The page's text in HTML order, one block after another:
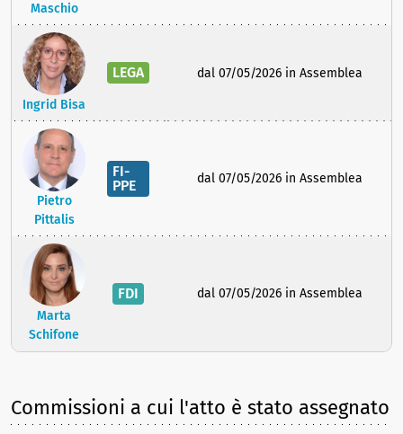
Maschio
Ingrid Bisa
LEGA dal 07/05/2026 in Assemblea
Pietro
Pittalis
FI-
PPE
dal 07/05/2026 in Assemblea
Marta
Schifone
FDI dal 07/05/2026 in Assemblea
Commissioni a cui l'atto è stato assegnato